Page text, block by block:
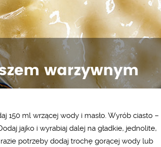
warzywnym
150 ml wrzącej wody i masło. Wyrób ciasto –
jajko i wyrabiaj dalej na gładkie, jednolite,
potrzeby dodaj trochę gorącej wody lub